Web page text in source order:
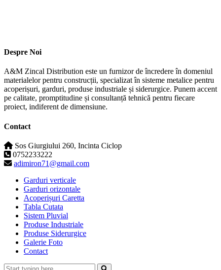
Despre Noi
A&M Zincal Distribution este un furnizor de încredere în domeniul
materialelor pentru construcții, specializat în sisteme metalice pentru
acoperișuri, garduri, produse industriale și siderurgice. Punem accent
pe calitate, promptitudine și consultanță tehnică pentru fiecare
proiect, indiferent de dimensiune.
Contact
Sos Giurgiului 260, Incinta Ciclop
0752233222
adimiron71@gmail.com
Garduri verticale
Garduri orizontale
Acoperișuri Caretta
Tabla Cutata
Sistem Pluvial
Produse Industriale
Produse Siderurgice
Galerie Foto
Contact